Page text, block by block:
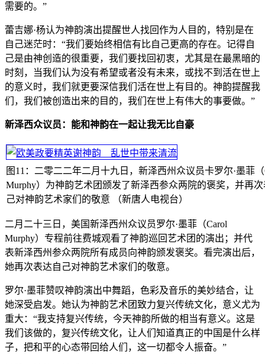
需要的。”
蕾吉娜·杨认为神韵演出提醒世人找回作为人目的，特别是在
自己迷茫时：“我们要始终相信有比自己更高的存在。记得自
己是由神创造的很重要，我们要找回初衷，尤其是在最黑暗的
时刻，当我们认为没有希望或者没有未来，或找不到活在世上
的意义时，我们就更要深信我们活在世上有目的。神韵提醒我
们，我们被创造出来的目的，我们在世上有伟大的事要做。”
新泽西众议员：能和神韵在一起让我无比自豪
图11：二零二二年二月十九日，新泽西州众议员卡罗尔·墨菲
Murphy）为神韵艺术团颁发了新泽西参众两院的褒奖，并再
己对神韵艺术家们的敬意 （新唐人电视台）
二月二十三日，美国新泽西州众议员罗尔·墨菲（Carol
Murphy）专程前往费城观看了神韵巡回艺术团的演出；并代
表新泽西州参众两院所有成员向神韵颁发褒奖。看完演出后，
她再次表达自己对神韵艺术家们的敬意。
罗尔·墨菲赞叹神韵演出中舞蹈，色彩及音乐的美妙结合，让
她深受启发。她认为神韵艺术团致力复兴传统文化，意义尤为
重大：“我支持复兴传统，今天神韵所做的相当有意义。这是
我们该做的，复兴传统文化，让人们知道真正的中国是什么样
子，把和平的心态带回给人们，这一切都令人振奋。”